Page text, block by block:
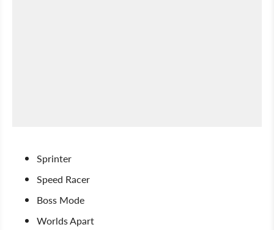
Sprinter
Speed Racer
Boss Mode
Worlds Apart